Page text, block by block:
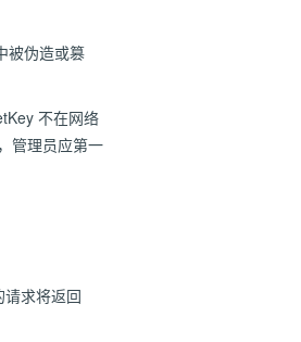
被伪造或篡
不在网络
管理员应第一
求将返回